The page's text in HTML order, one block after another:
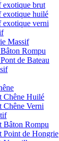
exotique brut
exotique huilé
exotique verni
Massif
Rompu
de Bateau
Chêne Huilé
Chêne Verni
Bâton Rompu
Point de Hongrie